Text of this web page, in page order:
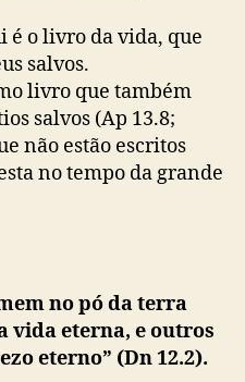
é o livro da vida, que
salvos.
livro que também
salvos (Ap 13.8;
não estão escritos
no tempo da grande
no pó da terra
vida eterna, e outros
eterno” (Dn 12.2).